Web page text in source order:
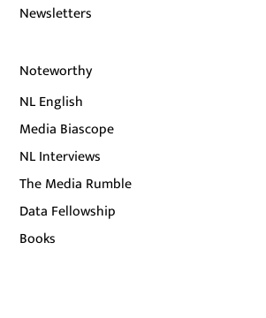
Newsletters
Noteworthy
NL English
Media Biascope
NL Interviews
The Media Rumble
Data Fellowship
Books